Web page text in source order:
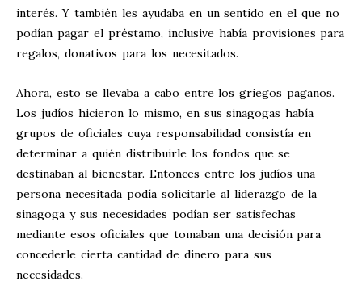
interés. Y también les ayudaba en un sentido en el que no
podían pagar el préstamo, inclusive había provisiones para
regalos, donativos para los necesitados.
Ahora, esto se llevaba a cabo entre los griegos paganos.
Los judíos hicieron lo mismo, en sus sinagogas había
grupos de oficiales cuya responsabilidad consistía en
determinar a quién distribuirle los fondos que se
destinaban al bienestar. Entonces entre los judíos una
persona necesitada podía solicitarle al liderazgo de la
sinagoga y sus necesidades podían ser satisfechas
mediante esos oficiales que tomaban una decisión para
concederle cierta cantidad de dinero para sus
necesidades.